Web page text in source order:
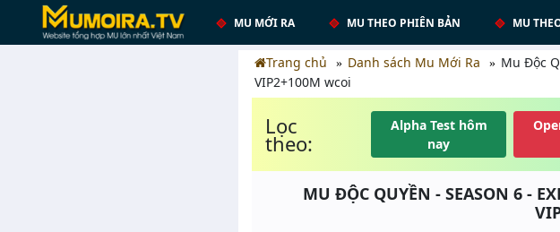
MU MỚI RA MU THEO PHIÊN BẢN MU
Trang chủ Danh sách Mu Mới Ra
Mu Độc
VIP2+100M wcoi
Lọc
theo:
Alpha Test hôm
nay
MU ĐỘC QUYỀN - SEASON 6 -